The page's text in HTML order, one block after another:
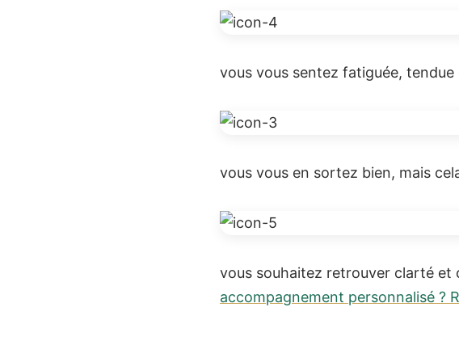
vous vous sentez fatiguée,
vous vous en sortez bien, mais
vous souhaitez retrouver clarté et
accompagnement personnalisé ?